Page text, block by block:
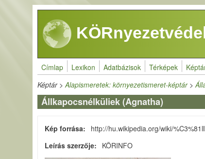
Ugrás a tartalomra
Címlap Lexikon Adatbázisok Térképek
Képtár>Alapismeretek: környezetismeret-képtár>
Állkapocsnélküliek (Agnatha)
Kép forrása
http://hu.wikipedia.org/wiki/
Leírás szerzője
KÖRINFO